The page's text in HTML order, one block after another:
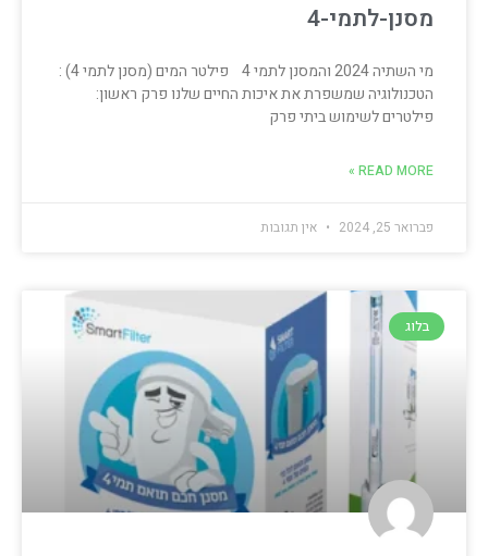
מסנן-לתמי-4
מי השתיה 2024 והמסנן לתמי 4 פילטר המים (מסנן לתמי 4) :
הטכנולוגיה שמשפרת את איכות החיים שלנו פרק ראשון:
פילטרים לשימוש ביתי פרק
READ MORE »
פברואר 25, 2024 אין תגובות
בלוג